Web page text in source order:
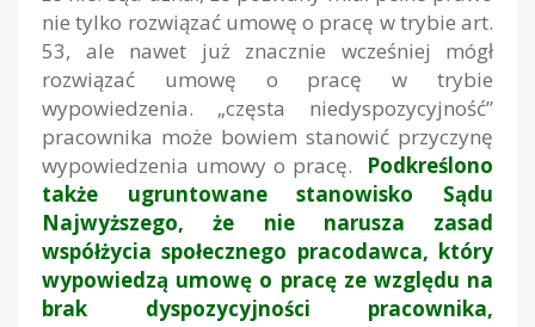
nie tylko rozwiązać umowę o pracę w trybie art.
53, ale nawet już znacznie wcześniej mógł
rozwiązać umowę o pracę w trybie
wypowiedzenia. „częsta niedyspozycyjność”
pracownika może bowiem stanowić przyczynę
wypowiedzenia umowy o pracę. Podkreślono
także ugruntowane stanowisko Sądu
Najwyższego, że nie narusza zasad
współżycia społecznego pracodawca, który
wypowiedzą umowę o pracę ze względu na
brak dyspozycyjności pracownika,